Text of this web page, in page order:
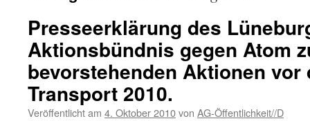
Presseerklärung des
Aktionsbündnis gegen Atom
bevorstehenden Aktionen vor
Transport 2010.
Veröffentlicht am 4. Oktober 2010von AG-Öffentlichkeit//D